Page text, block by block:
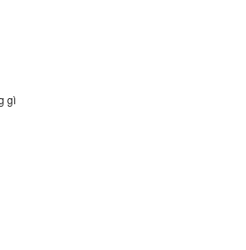
gì